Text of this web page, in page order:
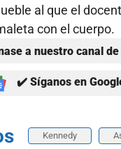
al que el
con el cuerpo.
a nuestro canal
✔️ Síganos en
Kennedy